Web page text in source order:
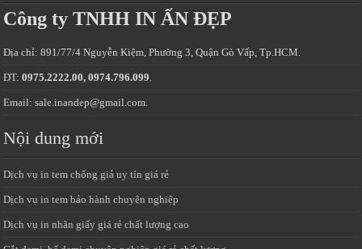
Công ty TNHH IN ẤN ĐẸP
Địa chỉ: 891/77/4 Nguyễn Kiệm, Phường 3, Quận Gò Vấp, Tp.HCM.
ĐT:0975.2222.00, 0974.796.099.
Email: sale.inandep@gmail.com.
Nội dung mới
Dịch vụ in tem chống giả uy tín giá rẻ
Dịch vụ in tem bảo hành chuyên nghiệp
Dịch vụ in nhãn giấy giá rẻ chất lượng cao